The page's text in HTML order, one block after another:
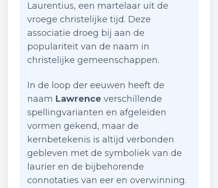
Laurentius, een martelaar uit de
vroege christelijke tijd. Deze
associatie droeg bij aan de
populariteit van de naam in
christelijke gemeenschappen.
In de loop der eeuwen heeft de
naam Lawrence verschillende
spellingvarianten en afgeleiden
vormen gekend, maar de
kernbetekenis is altijd verbonden
gebleven met de symboliek van de
laurier en de bijbehorende
connotaties van eer en overwinning.